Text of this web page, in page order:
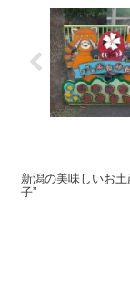
新潟の美味しいお
子”